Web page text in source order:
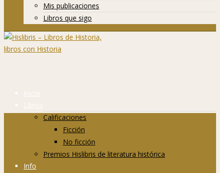
Mis publicaciones
Libros que sigo
Inicio
Libros
Calificaciones
Ficción
No ficción
Premios Hislibris de literatura histórica
Info